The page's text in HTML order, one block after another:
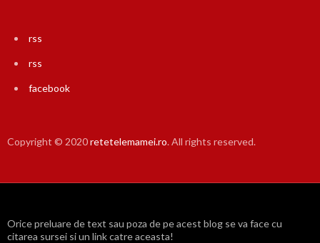
rss
rss
facebook
Copyright © 2020retetelemamei.ro. All rights reserved.
Orice preluare de text sau poza de pe acest blog se va face cu
citarea sursei si un link catre aceasta!